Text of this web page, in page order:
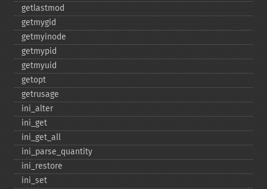
getlastmod
getmygid
getmyinode
getmypid
getmyuid
getopt
getrusage
ini_​alter
ini_​get
ini_​get_​all
ini_​parse_​quantity
ini_​restore
ini_​set